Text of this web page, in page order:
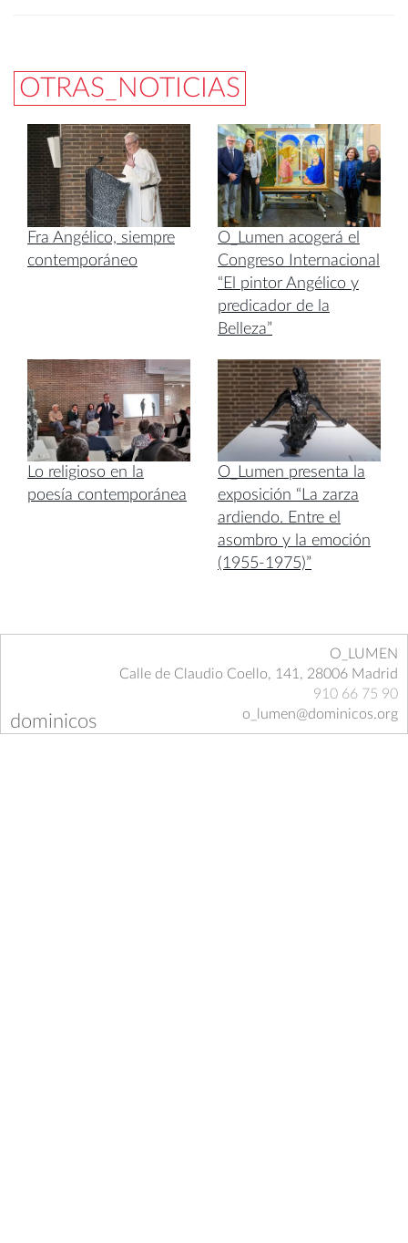
OTRAS_NOTICIAS
Fra Angélico, siempre
contemporáneo
O_Lumen acogerá el
Congreso Internacional
“El pintor Angélico y
predicador de la
Belleza”
Lo religioso en la
poesía contemporánea
O_Lumen presenta la
exposición “La zarza
ardiendo. Entre el
asombro y la emoción
(1955-1975)”
dominicos
O_LUMEN
Calle de Claudio Coello, 141, 28006 Madrid
910 66 75 90
o_lumen@dominicos.org